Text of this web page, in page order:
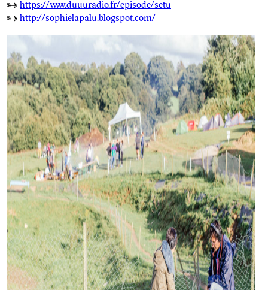
→ https://www.duuuradio.fr/episode/setu
→ http://sophielapalu.blogspot.com/